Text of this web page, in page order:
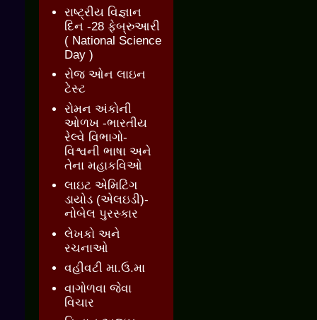
રાષ્ટ્રીય વિજ્ઞાન
દિન -28 ફેબ્રુઆરી
( National Science
Day )
રોજ ઓન લાઇન
ટેસ્ટ
રોમન અંકોની
ઓળખ -ભારતીય
રેલ્વે વિભાગો-
વિશ્વની ભાષા અને
તેના મહાકવિઓ
લાઇટ એમિટિંગ
ડાયોડ (એલઇડી)-
નોબેલ પુરસ્કાર
લેખકો અને
રચનાઓ
વહીવટી મા.ઉ.મા
વાગોળવા જેવા
વિચાર